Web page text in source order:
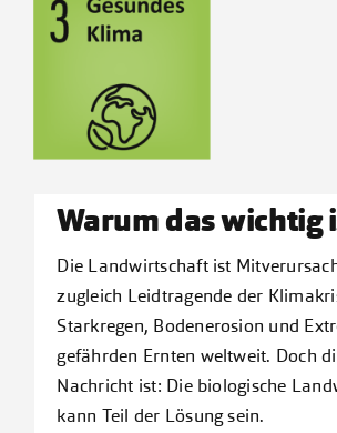
Presse
Warum das wichtig
Die Landwirtschaft ist
zugleich Leidtragende der
Starkregen, Bodenerosion und
gefährden Ernten weltweit. Doch
Nachricht ist: Die biologische
kann Teil der Lösung sein.